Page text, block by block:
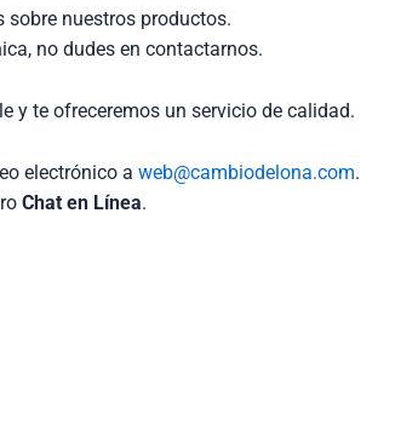
sobre nuestros productos.
no dudes en contactarnos.
y te ofreceremos un servicio de calidad.
electrónico a web@cambiodelona.com.
Chat en Línea.